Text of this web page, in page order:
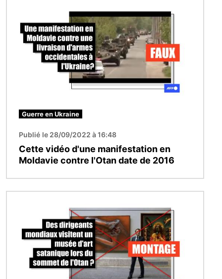
Guerre en Ukraine
Publié le 28/09/2022 à 16:48
Cette vidéo d'une manifestation en
Moldavie contre l'Otan date de 2016